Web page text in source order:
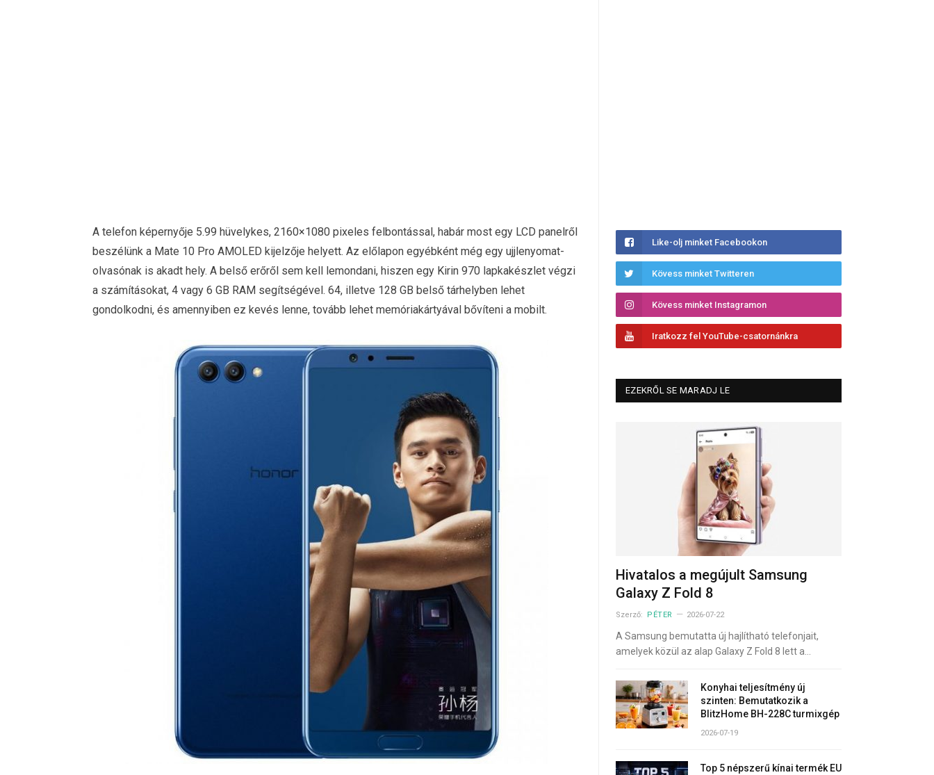
A telefon képernyője 5.99 hüvelykes, 2160×1080 pixeles felbontással, habár most egy LCD panelről
beszélünk a Mate 10 Pro AMOLED kijelzője helyett. Az előlapon egyébként még egy ujjlenyomat-
olvasónak is akadt hely. A belső erőről sem kell lemondani, hiszen egy Kirin 970 lapkakészlet végzi
a számításokat, 4 vagy 6 GB RAM segítségével. 64, illetve 128 GB belső tárhelyben lehet
gondolkodni, és amennyiben ez kevés lenne, tovább lehet memóriakártyával bővíteni a mobilt.
Like-olj minket Facebookon
Kövess minket Twitteren
Kövess minket Instagramon
Iratkozz fel YouTube-csatornánkra
EZEKRŐL SE MARADJ LE
Hivatalos a megújult Samsung
Galaxy Z Fold 8
Szerző: PÉTER 2026-07-22
A Samsung bemutatta új hajlítható telefonjait,
amelyek közül az alap Galaxy Z Fold 8 lett a…
Konyhai teljesítmény új
szinten: Bemutatkozik a
BlitzHome BH-228C turmixgép
2026-07-19
Top 5 népszerű kínai termék EU